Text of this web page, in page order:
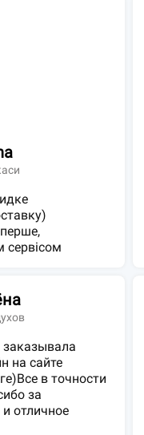
сервісом
заказывала
на сайте
в точности
за
отличное